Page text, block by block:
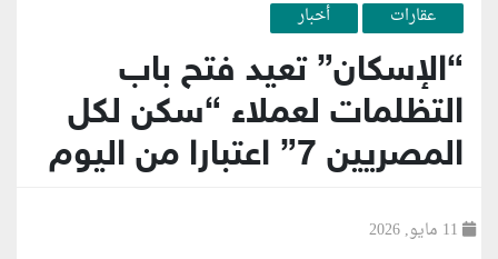
عقارات أخبار
“الإسكان” تعيد فتح باب
التظلمات لعملاء “سكن لكل
المصريين 7” اعتبارا من اليوم